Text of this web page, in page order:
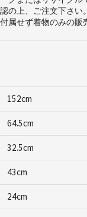
の上、ご注文下さい。
属せず着物のみの販
152cm
64.5cm
32.5cm
43cm
24cm